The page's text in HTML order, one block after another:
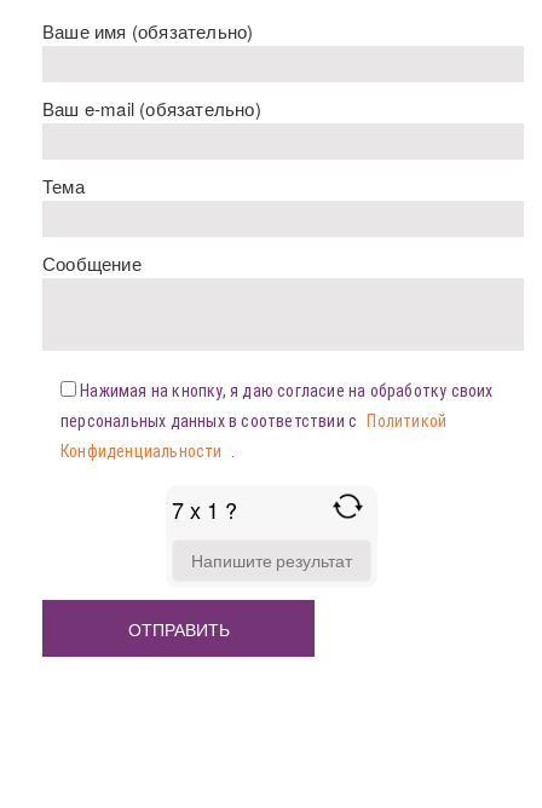
Ваше имя (обязательно)
Ваш e-mail (обязательно)
Тема
Сообщение
Нажимая на кнопку, я даю согласие на обработку своих
персональных данных в соответствии с
Политикой
Конфиденциальности
7 x 1 ?
FOR
X